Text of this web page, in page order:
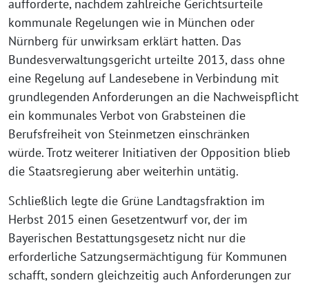
aufforderte, nachdem zahlreiche Gerichtsurteile
kommunale Regelungen wie in München oder
Nürnberg für unwirksam erklärt hatten. Das
Bundesverwaltungsgericht urteilte 2013, dass ohne
eine Regelung auf Landesebene in Verbindung mit
grundlegenden Anforderungen an die Nachweispflicht
ein kommunales Verbot von Grabsteinen die
Berufsfreiheit von Steinmetzen einschränken
würde. Trotz weiterer Initiativen der Opposition blieb
die Staatsregierung aber weiterhin untätig.
Schließlich legte die Grüne Landtagsfraktion im
Herbst 2015 einen Gesetzentwurf vor, der im
Bayerischen Bestattungsgesetz nicht nur die
erforderliche Satzungsermächtigung für Kommunen
schafft, sondern gleichzeitig auch Anforderungen zur